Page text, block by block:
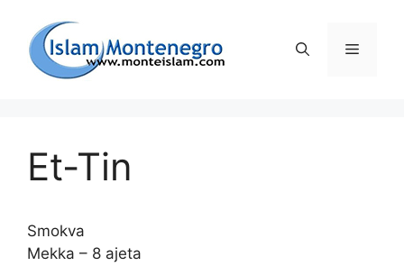
sadržaj
Et-Tin
Smokva
Mekka – 8 ajeta